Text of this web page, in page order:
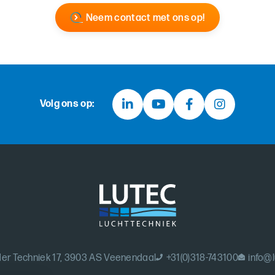
Neem contact met ons op!
Volg ons op:
Techniek 17, 3903 AS Veenendaal +31(0)318-743100